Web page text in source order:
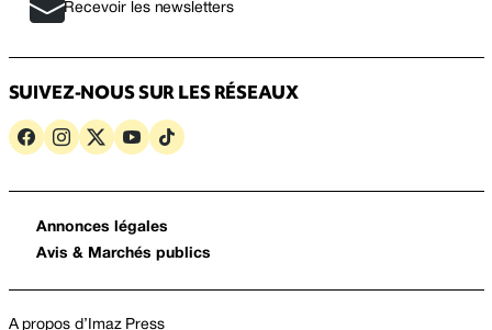
Recevoir les newsletters
SUIVEZ-NOUS SUR LES RÉSEAUX
Annonces légales
Avis & Marchés publics
A propos d’Imaz Press